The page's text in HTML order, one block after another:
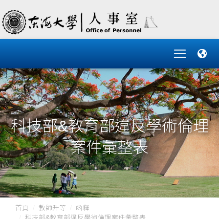
科技部&教育部違反學術倫理
案件彙整表
首頁 教師升等
函釋